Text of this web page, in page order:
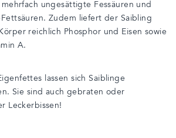
ungesättigte Fessäuren und
Zudem liefert der Saibling
reichlich Phosphor und Eisen sowie
A.
lassen sich Saiblinge
Sie sind auch gebraten oder
Leckerbissen!